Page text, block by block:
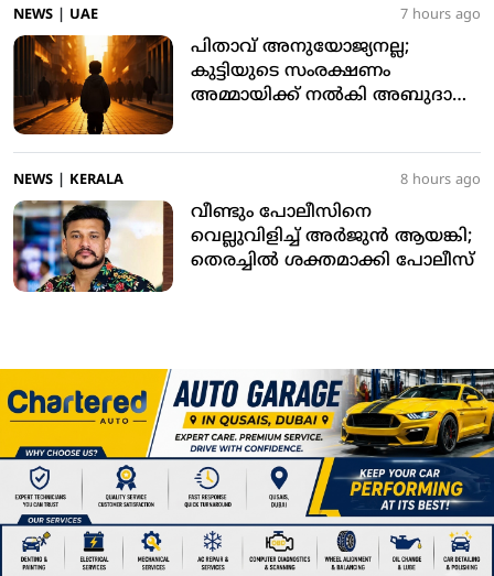
NEWS UAE 7 hours ago
പിതാവ് അനുയോജ്യനല്ല;
കുട്ടിയുടെ സംരക്ഷണം
അമ്മായിക്ക് നല്‍കി അബുദാബി
NEWS KERALA 8 hours ago
വീണ്ടും പോലീസിനെ
വെല്ലുവിളിച്ച് അര്‍ജുന്‍ ആയങ്കി;
തെരച്ചില്‍ ശക്തമാക്കി പോലീസ്